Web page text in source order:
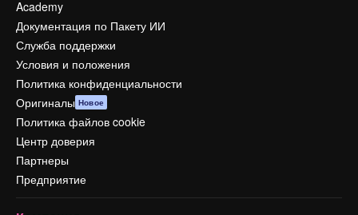
Academy
Документация по Пакету ИИ
Служба поддержки
Условия и положения
Политика конфиденциальности
Оригиналы Новое
Политика файлов cookie
Центр доверия
Партнеры
Предприятие